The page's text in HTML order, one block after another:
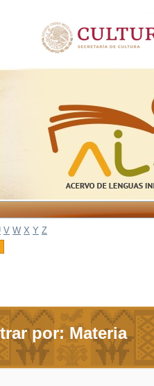
V W X Y Z
por: Materia